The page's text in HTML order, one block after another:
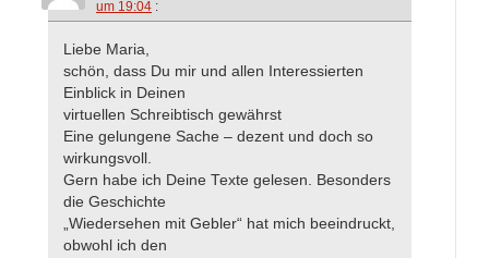
um 19:04 :
Liebe Maria,
schön, dass Du mir und allen Interessierten
Einblick in Deinen
virtuellen Schreibtisch gewährst
Eine gelungene Sache – dezent und doch so
wirkungsvoll.
Gern habe ich Deine Texte gelesen. Besonders
die Geschichte
„Wiedersehen mit Gebler“ hat mich beeindruckt,
obwohl ich den